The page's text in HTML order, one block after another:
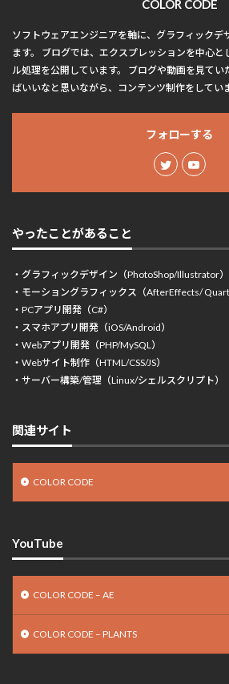
COLOR CODE
ソフトウェアエンジニアを軸に、グラフィックデ
ます。 ブログでは、エクスプレッションを中心
ル処理を公開しています。 ブログや動画を見て
ばいいなと思いながら、コンテンツ制作をしていま
フォローする
やったことがあること
・グラフィックデザイン（PhotoShop/Illustrator）
・モーショングラフィックス（AfterEffects/
・PCアプリ開発（C#）
・スマホアプリ開発（iOS/Android）
・Webアプリ開発（PHP/MySQL）
・Webサイト制作（HTML/CSS/JS）
・サーバー構築/管理（Linux/シェルスクリプト）
関連サイト
COLOR CODE
YouTube
COLOR CODE – AE
COLOR CODE – PLANTS